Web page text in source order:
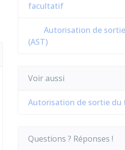
facultatif
Autorisation de
(AST)
Voir aussi
Autorisation de sortie du
Questions ? Réponses !